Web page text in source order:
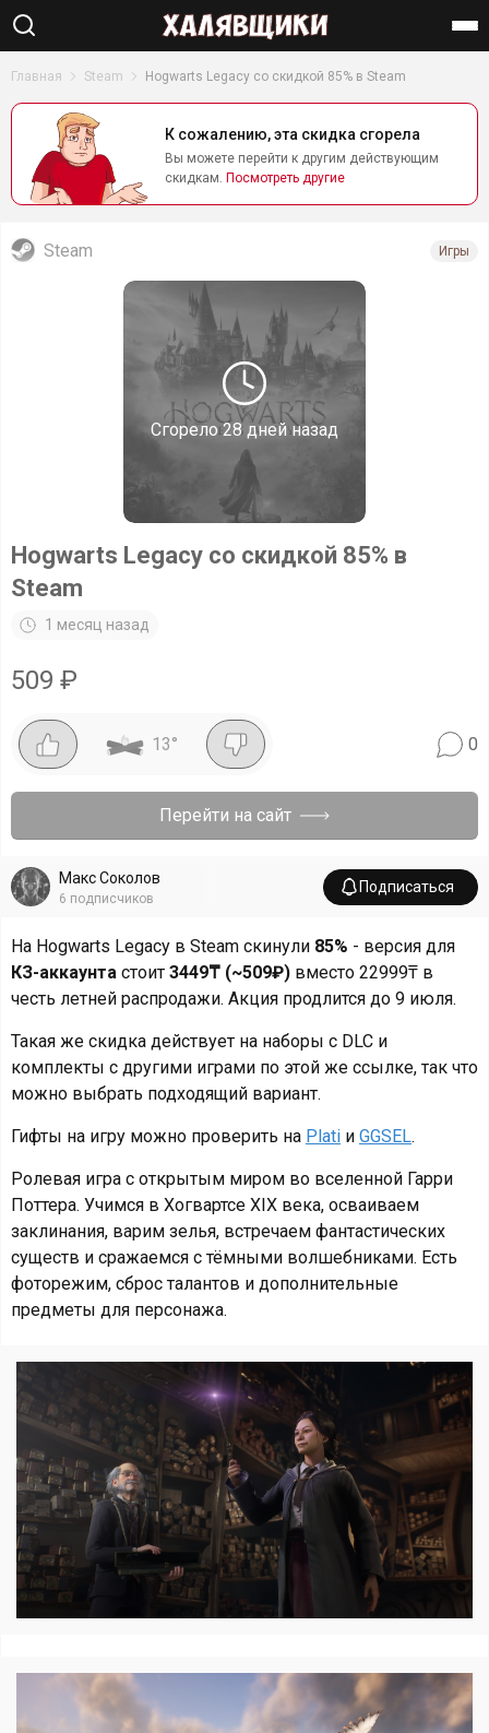
Главная Steam Hogwarts Legacy со скидкой 85% в Steam
К сожалению, эта скидка сгорела
Вы можете перейти к другим действующим
скидкам. Посмотреть другие
Сгорело28 дней назад
Steam Игры
Hogwarts Legacy со скидкой 85% в
Steam
1 месяц назад
509 ₽
13° 0
Перейти на сайт
Макс Соколов
6 подписчиков
Подписаться
На Hogwarts Legacy в Steam скинули 85% - версия для
КЗ-аккаунта стоит 3449₸ (~509₽) вместо 22999₸ в
честь летней распродажи. Акция продлится до 9 июля.
Такая же скидка действует на наборы с DLC и
комплекты с другими играми по этой же ссылке, так что
можно выбрать подходящий вариант.
Гифты на игру можно проверить на Plati и GGSEL.
Ролевая игра с открытым миром во вселенной Гарри
Поттера. Учимся в Хогвартсе XIX века, осваиваем
заклинания, варим зелья, встречаем фантастических
существ и сражаемся с тёмными волшебниками. Есть
фоторежим, сброс талантов и дополнительные
предметы для персонажа.